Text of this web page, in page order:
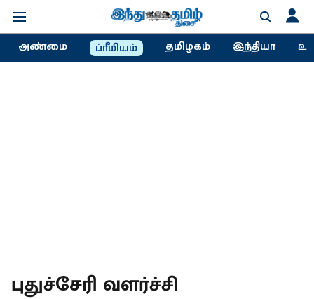
அண்மை ப்ரீமியம் தமிழகம் இந்தியா
புதுச்சேரி வளர்ச்சி